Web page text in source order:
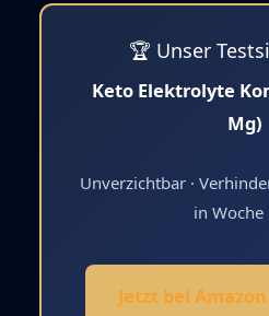
🏆 Unser
Keto Elektrolyte
Mg)
Unverzichtbar ·
in Woche
Jetzt bei